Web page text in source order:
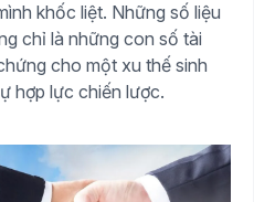
khốc liệt. Những số liệu
chỉ là những con số tài
cho một xu thế sinh
hợp lực chiến lược.